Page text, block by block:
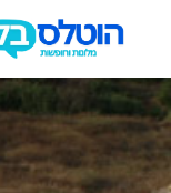
הוטלס
בלוג